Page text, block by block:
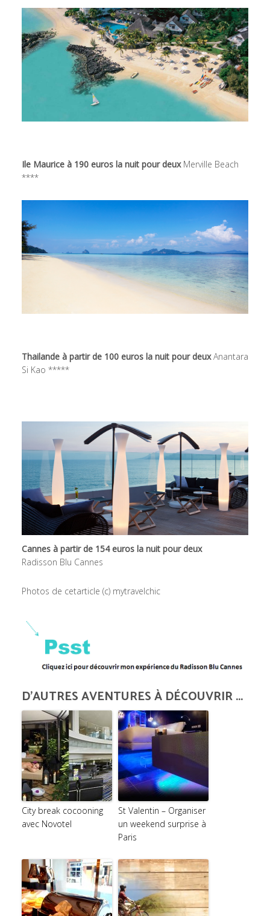
Ile Maurice à 190 euros la nuit pour deux Merville Beach
****
Thailande à partir de 100 euros la nuit pour deuxAnantara
Si Kao *****
Cannes à partir de 154 euros la nuit pour deux
Radisson Blu Cannes
Photos de cetarticle (c) mytravelchic
D'AUTRES AVENTURES À DÉCOUVRIR ...
City break cocooning
avec Novotel
St Valentin – Organiser
un weekend surprise à
Paris